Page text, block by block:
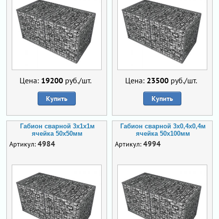
Цена: 19200 руб./шт.
Купить
Цена: 23500 руб./шт.
Купить
Габион сварной 3х1х1м
ячейка 50х50мм
Артикул: 4984
Габион сварной 3х0,4х0,4м
ячейка 50х100мм
Артикул: 4994